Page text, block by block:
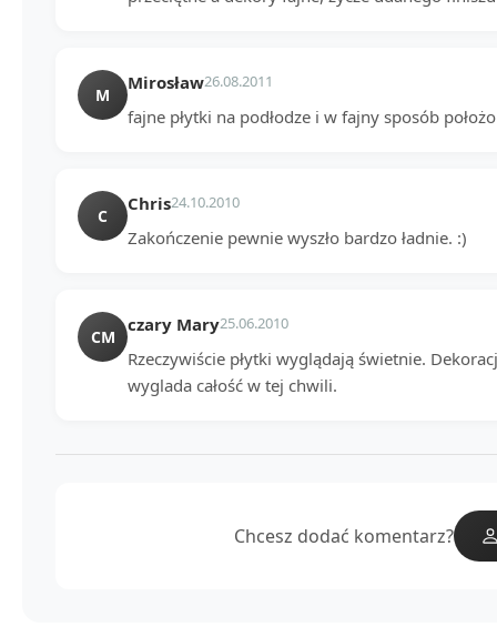
M
Mirosław26.08.2011
fajne płytki na podłodze i w fajny sposób
C
Chris24.10.2010
Zakończenie pewnie wyszło bardzo ładnie. :)
CM
czary Mary25.06.2010
Rzeczywiście płytki wyglądają świetnie.
wyglada całość w tej chwili.
Chcesz dodać komentarz?